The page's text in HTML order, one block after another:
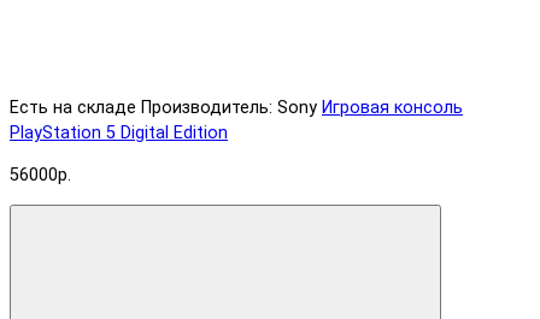
Есть на складе Производитель: Sony Игровая консоль
PlayStation 5 Digital Edition
56000р.